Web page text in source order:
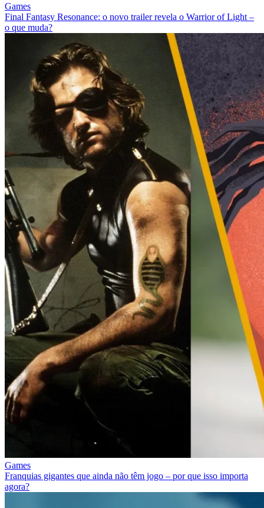
Games
Final Fantasy Resonance: o novo trailer revela o Warrior of Light –
o que muda?
Games
Franquias gigantes que ainda não têm jogo – por que isso importa
agora?